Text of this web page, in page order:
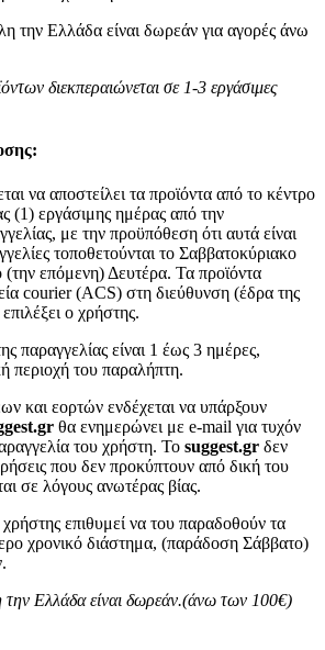
την Ελλάδα είναι δωρεάν για αγορές άνω
διεκπεραιώνεται σε 1-3 εργάσιμες
να αποστείλει τα προϊόντα από το κέντρο
(1) εργάσιμης ημέρας από την
με την προϋπόθεση ότι αυτά είναι
τοποθετούνται το Σαββατοκύριακο
(την επόμενη) Δευτέρα. Τα προϊόντα
courier (ACS) στη διεύθυνση (έδρα της
ο χρήστης.
παραγγελίας είναι 1 έως 3 ημέρες,
περιοχή του παραλήπτη.
και εορτών ενδέχεται να υπάρξουν
θα ενημερώνει με e-mail για τυχόν
του χρήστη. Το suggest.gr δεν
που δεν προκύπτουν από δική του
σε λόγους ανωτέρας βίας.
επιθυμεί να του παραδοθούν τα
χρονικό διάστημα, (παράδοση Σάββατο)
την Ελλάδα είναι δωρεάν.(άνω των 100€)